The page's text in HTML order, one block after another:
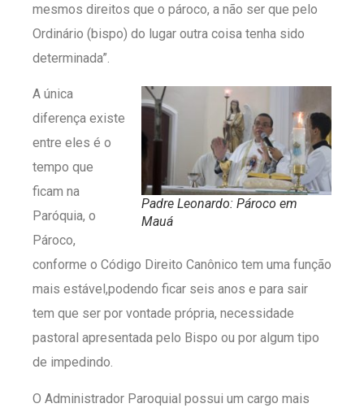
mesmos direitos que o pároco, a não ser que pelo
Ordinário (bispo) do lugar outra coisa tenha sido
determinada”.
Padre Leonardo: Pároco em
Mauá
A única
diferença existe
entre eles é o
tempo que
ficam na
Paróquia, o
Pároco,
conforme o Código Direito Canônico tem uma função
mais estável,podendo ficar seis anos e para sair
tem que ser por vontade própria, necessidade
pastoral apresentada pelo Bispo ou por algum tipo
de impedindo.
O Administrador Paroquial possui um cargo mais